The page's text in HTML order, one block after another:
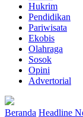
Hukrim
Pendidikan
Pariwisata
Ekobis
Olahraga
Sosok
Opini
Advertorial
Beranda Headline